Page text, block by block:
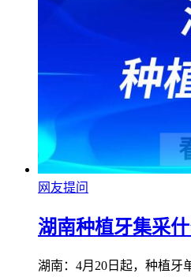
网友提问
湖南种植牙集采
湖南：4月20日起，种植牙